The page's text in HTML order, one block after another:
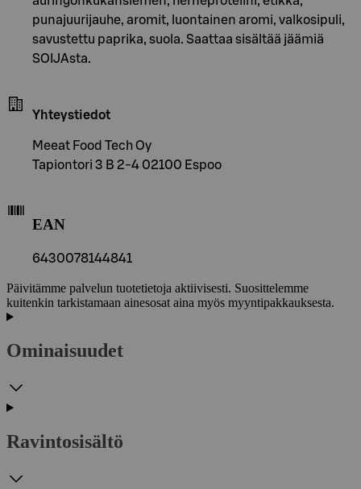
punajuurijauhe, aromit, luontainen aromi, valkosipuli,
savustettu paprika, suola. Saattaa sisältää jäämiä
SOIJAsta.
Yhteystiedot
Meeat Food Tech Oy
Tapiontori 3 B 2-4 02100 Espoo
EAN
6430078144841
Päivitämme palvelun tuotetietoja aktiivisesti. Suosittelemme
kuitenkin tarkistamaan ainesosat aina myös myyntipakkauksesta.
Ominaisuudet
Ravintosisältö